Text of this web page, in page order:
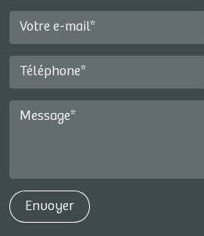
Votre e-mail*
Téléphone*
Message*